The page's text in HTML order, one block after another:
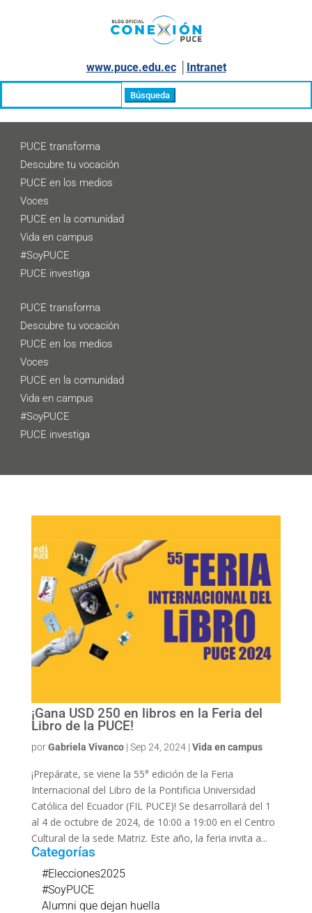
www.puce.edu.ec│ Intranet
PUCE transforma
Descubre tu vocación
PUCE en los medios
Voces
PUCE en la comunidad
Vida en campus
#SoyPUCE
PUCE investiga
PUCE transforma
Descubre tu vocación
PUCE en los medios
Voces
PUCE en la comunidad
Vida en campus
#SoyPUCE
PUCE investiga
¡Gana USD 250 en libros en la Feria del
Libro de la PUCE!
porGabriela Vivanco| Sep 24, 2024| Vida en campus
¡Prepárate, se viene la 55° edición de la Feria
Internacional del Libro de la Pontificia Universidad
Católica del Ecuador (FIL PUCE)! Se desarrollará del 1
al 4 de octubre de 2024, de 10:00 a 19:00 en el Centro
Cultural de la sede Matriz. Este año, la feria invita a...
Categorías
#Elecciones2025
#SoyPUCE
Alumni que dejan huella